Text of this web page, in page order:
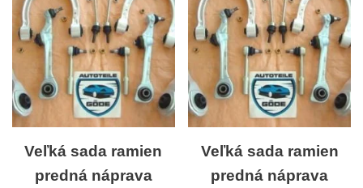
Veľká sada ramien
predná náprava
Veľká sada ramien
predná náprava